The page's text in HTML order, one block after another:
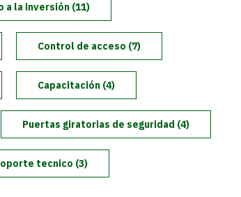
a la inversión (11)
Control de acceso (7)
Capacitación (4)
Puertas giratorias de seguridad (4)
tecnico (3)